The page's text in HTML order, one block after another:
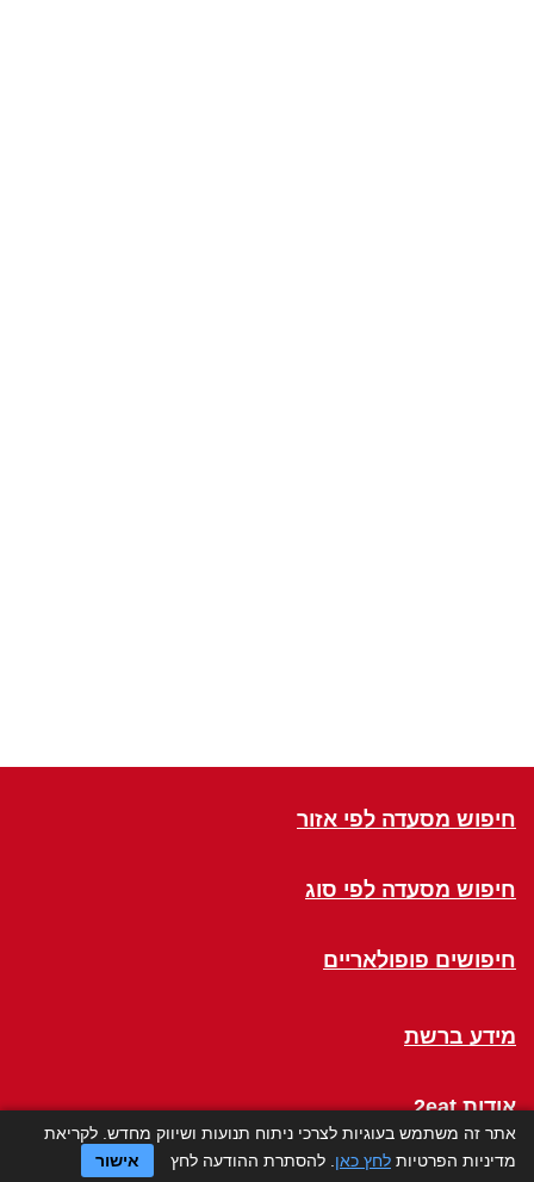
חיפוש מסעדה לפי אזור
חיפוש מסעדה לפי סוג
חיפושים פופולאריים
מידע ברשת
אודות 2eat
Click a Table
אתר זה משתמש בעוגיות לצרכי ניתוח תנועות ושיווק מחדש. לקריאת
מדיניות הפרטיות לחץ כאן . להסתרת ההודעה לחץ אישור